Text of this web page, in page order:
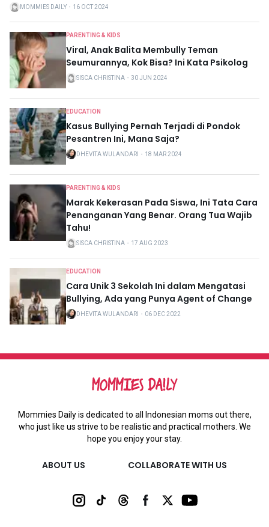
MOMMIES DAILY ・ 16 OCT 2024
PARENTING & KIDS
Viral, Anak Balita Membully Teman
Seumurannya, Kok Bisa? Ini Kata Psikolog
SISCA CHRISTINA ・ 30 JUN 2024
EDUCATION
Kasus Bullying Pernah Terjadi di Pondok
Pesantren Ini, Mana Saja?
DHEVITA WULANDARI ・ 18 MAR 2024
PARENTING & KIDS
Marak Kekerasan Pada Siswa, Ini Tata Cara
Penanganan Yang Benar. Orang Tua Wajib
Tahu!
SISCA CHRISTINA ・ 17 AUG 2023
EDUCATION
Cara Unik 3 Sekolah Ini dalam Mengatasi
Bullying, Ada yang Punya Agent of Change
DHEVITA WULANDARI ・ 06 DEC 2022
Mommies Daily is dedicated to all Indonesian moms out there,
who just like us strive to be realistic and practical mothers. We
hope you enjoy your stay.
ABOUT US COLLABORATE WITH US